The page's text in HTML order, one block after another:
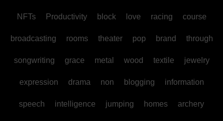
NFTs Productivity block love racing course
broadcasting rooms theater pop brand through
songwriting grace metal wood textile jewelry
expression drama non blogging information
speech intelligence jumping homes archery